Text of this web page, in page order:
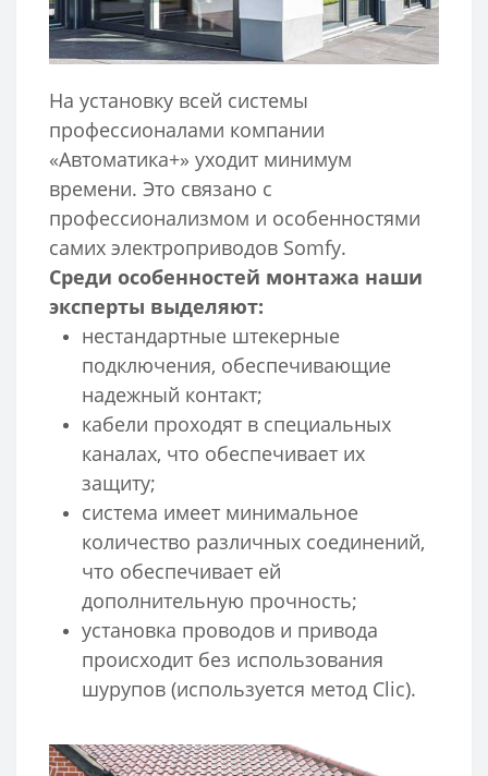
На установку всей системы
профессионалами компании
«Автоматика+» уходит минимум
времени. Это связано с
профессионализмом и особенностями
самих электроприводов Somfy.
Среди особенностей монтажа наши
эксперты выделяют:
нестандартные штекерные
подключения, обеспечивающие
надежный контакт;
кабели проходят в специальных
каналах, что обеспечивает их
защиту;
система имеет минимальное
количество различных соединений,
что обеспечивает ей
дополнительную прочность;
установка проводов и привода
происходит без использования
шурупов (используется метод Clic).